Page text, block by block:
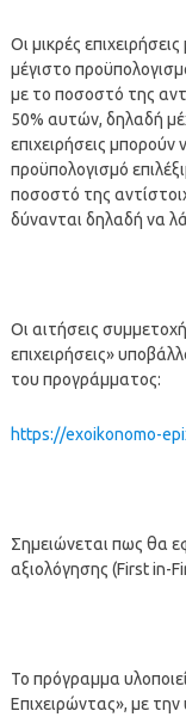
Οι μικρές
μέγιστο
με το ποσοστό της
50% αυτών, δηλαδή
επιχειρήσεις
προϋπολογισμό
ποσοστό της
δύνανται δηλαδή να
Οι αιτήσεις
επιχειρήσεις»
του προγράμματος:
https://exoikonomo-
Σημειώνεται πως θα
αξιολόγησης (First in-
Το πρόγραμμα
Επιχειρώντας», με